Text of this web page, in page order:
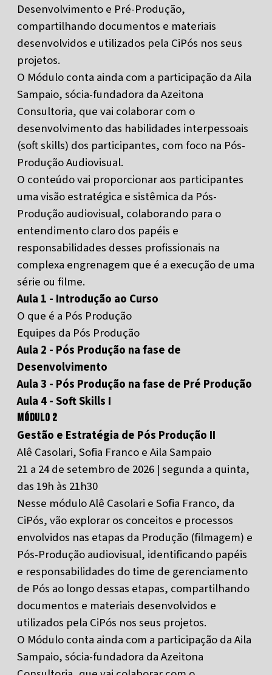
Desenvolvimento e Pré-Produção,
compartilhando documentos e materiais
desenvolvidos e utilizados pela CiPós nos seus
projetos.
O Módulo conta ainda com a participação da Aila
Sampaio, sócia-fundadora da Azeitona
Consultoria, que vai colaborar com o
desenvolvimento das habilidades interpessoais
(soft skills) dos participantes, com foco na Pós-
Produção Audiovisual.
O conteúdo vai proporcionar aos participantes
uma visão estratégica e sistêmica da Pós-
Produção audiovisual, colaborando para o
entendimento claro dos papéis e
responsabilidades desses profissionais na
complexa engrenagem que é a execução de uma
série ou filme.
Aula 1 - Introdução ao Curso
O que é a Pós Produção
Equipes da Pós Produção
Aula 2 - Pós Produção na fase de
Desenvolvimento
Aula 3 - Pós Produção na fase de Pré Produção
Aula 4 - Soft Skills I
Módulo 2
Gestão e Estratégia de Pós Produção II
Alê Casolari, Sofia Franco e Aila Sampaio
21 a 24 de setembro de 2026 | segunda a quinta,
das 19h às 21h30
Nesse módulo Alê Casolari e Sofia Franco, da
CiPós, vão explorar os conceitos e processos
envolvidos nas etapas da Produção (filmagem) e
Pós-Produção audiovisual, identificando papéis
e responsabilidades do time de gerenciamento
de Pós ao longo dessas etapas, compartilhando
documentos e materiais desenvolvidos e
utilizados pela CiPós nos seus projetos.
O Módulo conta ainda com a participação da Aila
Sampaio, sócia-fundadora da Azeitona